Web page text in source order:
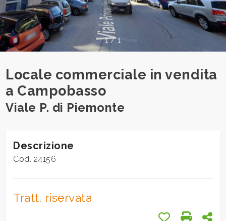
1 / 1
Locale commerciale in vendita
a Campobasso
Viale P. di Piemonte
Descrizione
Cod. 24156
Tratt. riservata
Stampa:
Preferiti: Cod.
Provincia
Tipologia
-
Qualsiasi